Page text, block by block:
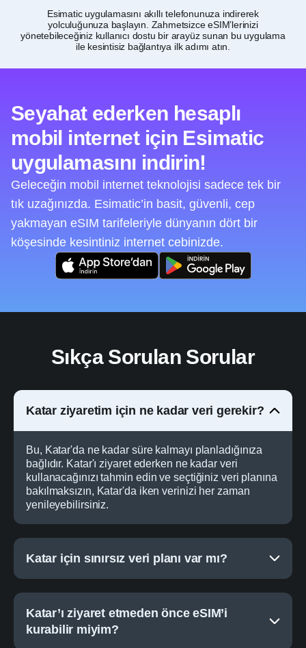
Esimatic uygulamasını akıllı telefonunuza indirerek
yolculuğunuza başlayın. Zahmetsizce eSIM’lerinizi
yönetebileceğiniz kullanıcı dostu bir arayüz sunan bu uygulama
ile kesintisiz bağlantıya ilk adımı atın.
Seyahat ederken hesaplı
mobil internet için Esimatic
uygulamasını indirin!
Geleceğin mobil internet teknolojisi sadece tek bir
tık uzağınızda. Esimatic’in basit, güvenli, cep
yakmayan eSIM tarifeleriyle dünyanın dört bir
köşesinde kesintiniz internet cebinizde.
Sıkça Sorulan Sorular
Katar ziyaretim için ne kadar veri gerekir?
Bu, Katar'da ne kadar süre kalmayı planladığınıza
bağlıdır. Katar'ı ziyaret ederken ne kadar veri
kullanacağınızı tahmin edin ve seçtiğiniz veri planına
bakılmaksızın, Katar'da iken verinizi her zaman
yenileyebilirsiniz.
Katar için sınırsız veri planı var mı?
Katar’ı ziyaret etmeden önce eSIM’i
kurabilir miyim?